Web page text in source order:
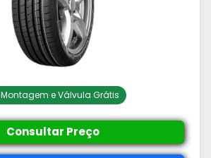
Montagem e Válvula Grátis
Consultar Preço